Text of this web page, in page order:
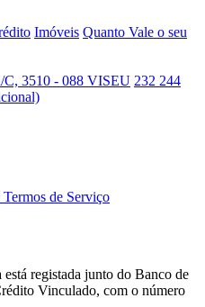
Imóveis Quanto Vale o seu
C, 3510 - 088 VISEU 232 244
de Serviço
registada junto do Banco de
Vinculado, com o número